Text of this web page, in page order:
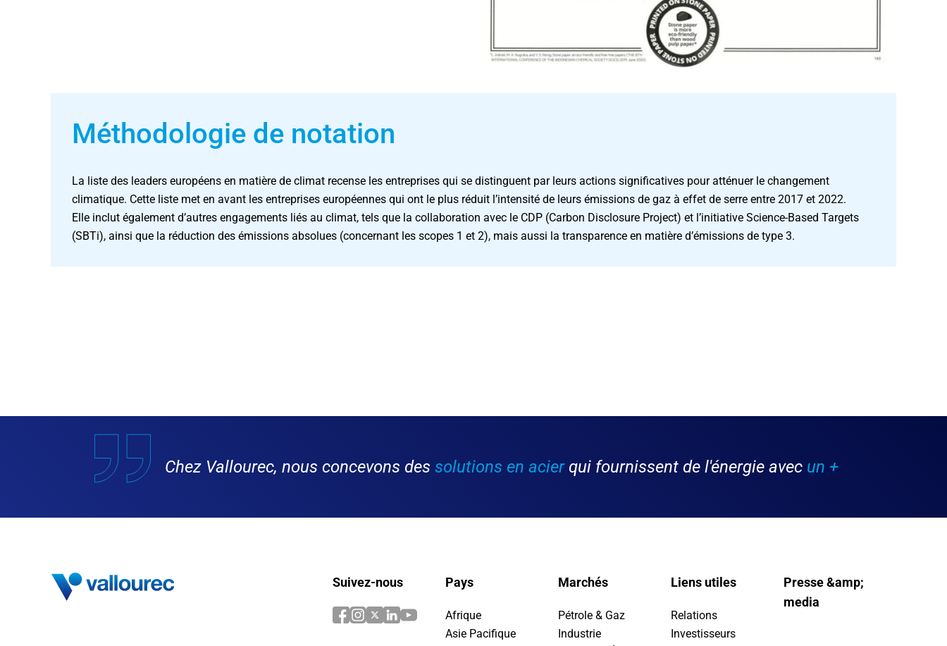
Méthodologie de notation
La liste des leaders européens en matière de climat recense les entreprises qui se distinguent par leurs actions significatives pour atténuer le changement
climatique. Cette liste met en avant les entreprises européennes qui ont le plus réduit l’intensité de leurs émissions de gaz à effet de serre entre 2017 et 2022.
Elle inclut également d’autres engagements liés au climat, tels que la collaboration avec le CDP (Carbon Disclosure Project) et l’initiative Science-Based Targets
(SBTi), ainsi que la réduction des émissions absolues (concernant les scopes 1 et 2), mais aussi la transparence en matière d’émissions de type 3.
Chez Vallourec, nous concevons des solutions en acierqui fournissent de l'énergie avec un +
Suivez-nous Pays
Afrique
Asie Pacifique
Marchés
Pétrole & Gaz
Industrie
Liens utiles
Relations
Investisseurs
Presse &amp;
media